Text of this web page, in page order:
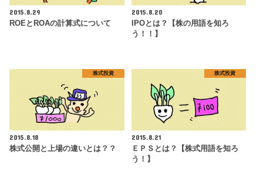
2015.8.29
ROEとROAの計算式について
2015.8.20
IPOとは？【株の用語を知ろ
う！！】
株式投資
2015.8.18
株式公開と上場の違いとは？？
株式投資
2015.8.21
ＥＰＳとは？【株式用語を知ろ
う！】